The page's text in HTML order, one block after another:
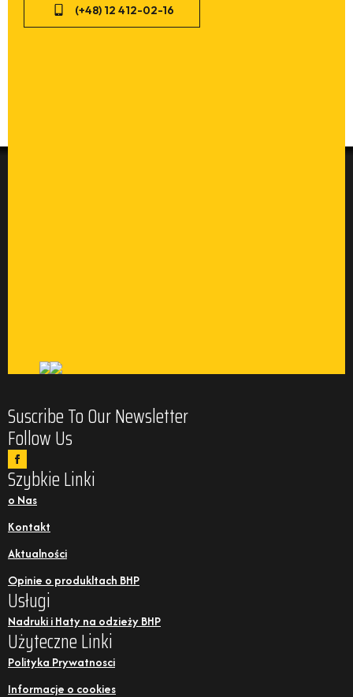
(+48) 12 412-02-16
Suscribe To Our Newsletter
Follow Us
Szybkie Linki
o Nas
Kontakt
Aktualności
Opinie o produkltach BHP
Usługi
Nadruki i Haty na odzieży BHP
Użyteczne Linki
Polityka Prywatnosci
Informacje o cookies